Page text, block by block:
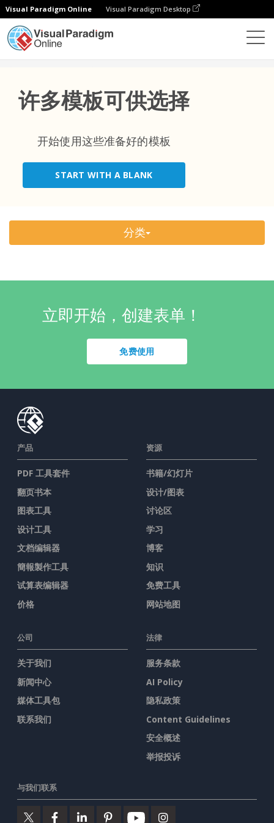
Visual Paradigm Online Visual Paradigm Desktop
许多模板可供选择
开始使用这些准备好的模板
START WITH A BLANK
×
热门分类
活动 (9)
信息技术 (1)
娱乐 (1)
订单表格 (1)
分类
立即开始，创建表单！
免费使用
产品
PDF 工具套件
翻页书本
图表工具
设计工具
文档编辑器
簡報製作工具
试算表编辑器
价格
资源
书籍/幻灯片
设计/图表
讨论区
学习
博客
知识
免费工具
网站地图
公司
关于我们
新闻中心
媒体工具包
联系我们
法律
服务条款
AI Policy
隐私政策
Content Guidelines
安全概述
举报投诉
与我们联系